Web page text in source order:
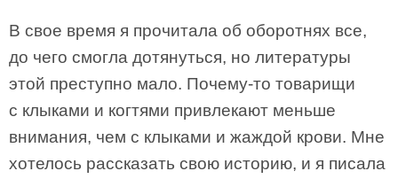
В свое время я прочитала об оборотнях все,
до чего смогла дотянуться, но литературы
этой преступно мало. Почему-то товарищи
с клыками и когтями привлекают меньше
внимания, чем с клыками и жаждой крови. Мне
хотелось рассказать свою историю, и я писала